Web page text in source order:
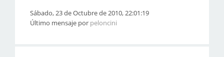
Sábado, 23 de Octubre de 2010, 22:01:19
Último mensaje por peloncini